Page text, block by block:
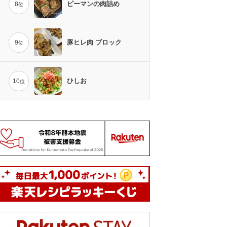
8位 ピーマンの肉詰め
9位 豚ヒレ肉 ブロック
10位 ひしお